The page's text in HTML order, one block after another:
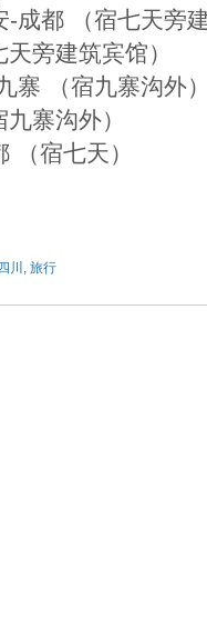
成都 （宿七天旁
旁建筑宾馆）
寨 （宿九寨沟外
寨沟外）
（宿七天）
四川 , 旅行